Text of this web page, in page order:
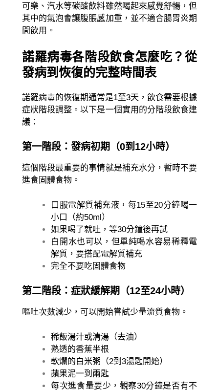
可樂、汽水等碳酸飲料雖然喝起來感覺舒暢，但
其中的氣泡會讓腹脹感加重，並不適合腸胃炎期
間飲用。
諾羅病毒各階段飲食怎麼吃？從
發病到恢復的完整時間表
諾羅病毒的恢復期通常是1至3天，飲食需要根據
症狀階段調整。以下是一個實用的分階段飲食建
議：
第一階段：發病初期（0到12小時）
這個階段最重要的事情就是補充水分，暫時不要
進食固體食物。
口服電解質補充液，每15至20分鐘喝一
小口（約50ml）
如果喝了就吐，等30分鐘後再試
白開水也可以，但單純喝水容易稀釋電
解質，要搭配電解質補充
完全不要吃固體食物
第二階段：症狀緩解期（12至24小時）
嘔吐次數減少，可以開始嘗試少量流質食物。
稀飯湯汁或清湯（去油）
熟透的香蕉半根
軟爛的白米粥（2到3湯匙開始）
蘋果泥一到兩匙
每次進食量要少，觀察30分鐘是否有不